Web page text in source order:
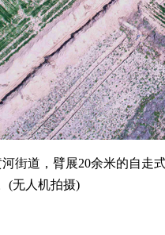
道，臂展20余米的自走
(无人机拍摄)